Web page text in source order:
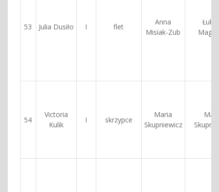
53 Julia Dusiło I flet
Anna
Misiak-Zub
54
Victoria
Kulik
I skrzypce
Maria
Skupniewicz